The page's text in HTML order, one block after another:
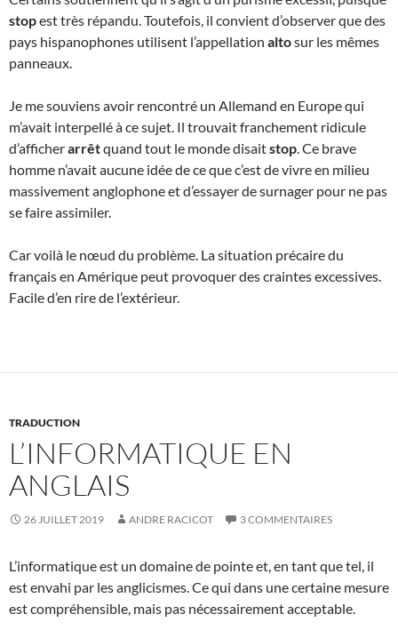
stopest très répandu. Toutefois, il convient d’observer que des
pays hispanophones utilisent l’appellation altosur les mêmes
panneaux.
Je me souviens avoir rencontré un Allemand en Europe qui
m’avait interpellé à ce sujet. Il trouvait franchement ridicule
d’afficherarrêtquand tout le monde disaitstop. Ce brave
homme n’avait aucune idée de ce que c’est de vivre en milieu
massivement anglophone et d’essayer de surnager pour ne pas
se faire assimiler.
Car voilà le nœud du problème. La situation précaire du
français en Amérique peut provoquer des craintes excessives.
Facile d’en rire de l’extérieur.
TRADUCTION
L’INFORMATIQUE EN
ANGLAIS
26 JUILLET 2019 ANDRE RACICOT 3 COMMENTAIRES
L’informatique est un domaine de pointe et, en tant que tel, il
est envahi par les anglicismes. Ce qui dans une certaine mesure
est compréhensible, mais pas nécessairement acceptable.